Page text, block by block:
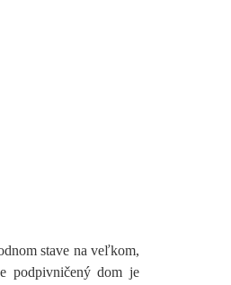
stave na veľkom,
podpivničený dom je